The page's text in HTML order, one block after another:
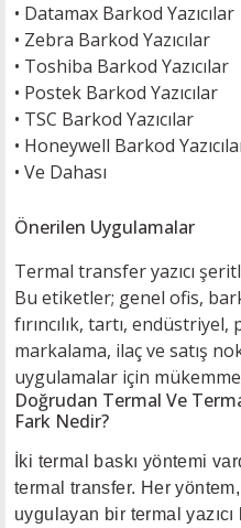
• Datamax Barkod Yazıcılar
• Zebra Barkod Yazıcılar
• Toshiba Barkod Yazıcılar
• Postek Barkod Yazıcılar
• TSC Barkod Yazıcılar
• Honeywell Barkod
• Ve Dahası
Önerilen Uygulamalar
Termal transfer yazıcı
Bu etiketler; genel ofis,
fırıncılık, tartı,
markalama, ilaç ve satış
uygulamalar için
Doğrudan Termal Ve
Fark Nedir?
İki termal baskı yöntemi
termal transfer. Her
uygulayan bir termal yazıcı